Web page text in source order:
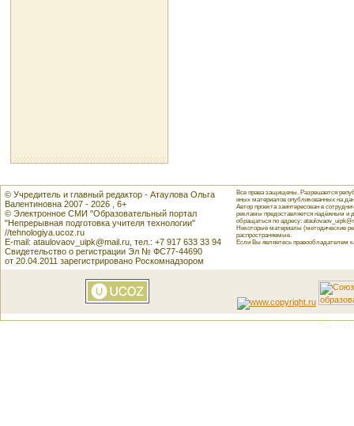
© Учредитель и главный редактор - Атаулова Ольга
Валентиновна 2007 - 2026 , 6+
© Электронное СМИ "Образовательный портал
"Непрерывная подготовка учителя технологии"
//tehnologiya.ucoz.ru
E-mail: ataulovaov_uipk@mail.ru, тел.: +7 917 633 33 94
Свидетельство о регистрации Эл № ФС77-44690
от 20.04.2011 зарегистрировано Роскомнадзором
Все права защищены. Разрешается
иных материалов опубликованных на
Автор проекта заинтересован в
рекламы предоставляется надёжным и
обращаться по адресу:
Некоторые материалы (методические
распространяемые.
Если Вы являетесь правообладателем